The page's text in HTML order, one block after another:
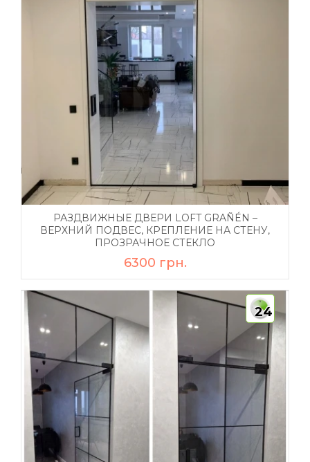
РАЗДВИЖНЫЕ ДВЕРИ LOFT GRAÑÉN –
ВЕРХНИЙ ПОДВЕС, КРЕПЛЕНИЕ НА СТЕНУ,
ПРОЗРАЧНОЕ СТЕКЛО
6300 грн.
24